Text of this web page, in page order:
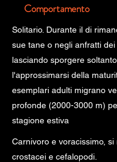
Comportamento
Solitario. Durante il di
sue tane o negli anfratti
lasciando sporgere
l'approssimarsi della
esemplari adulti migrano
profonde (2000-3000 m)
stagione estiva
Carnivoro e voracissimo, si
crostacei e cefalopodi.